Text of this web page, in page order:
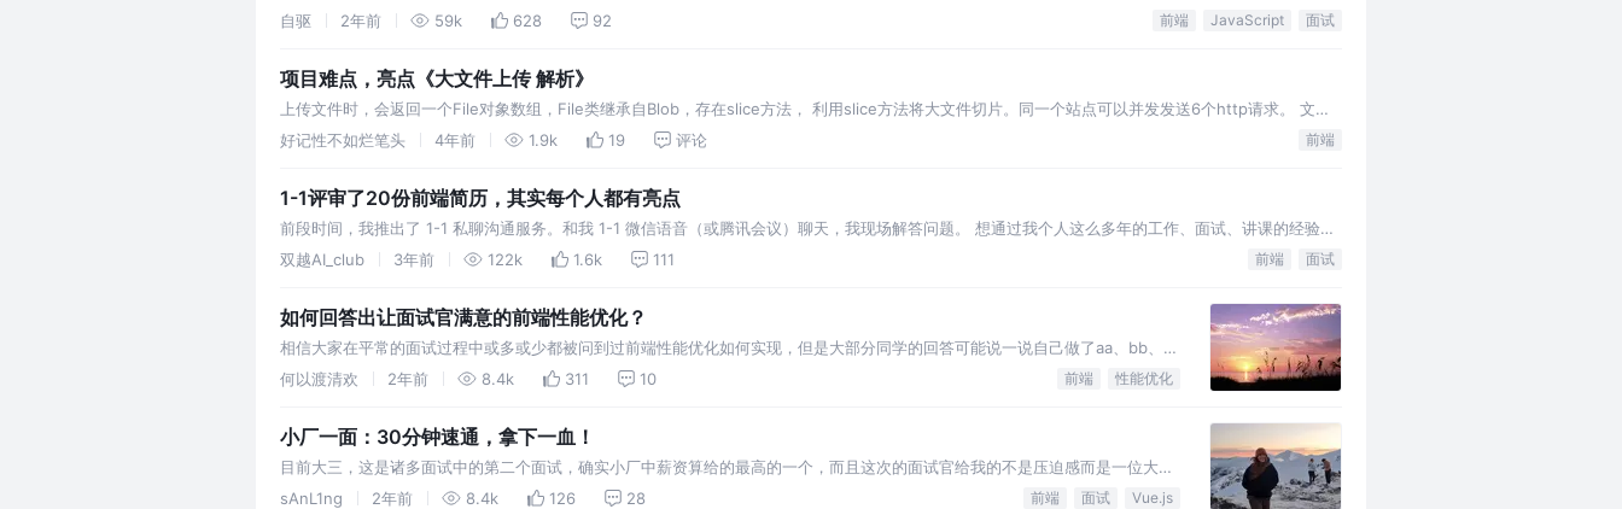
步错误吧
自驱 2年前 59k 628 92 前端 JavaScript 面试
项目难点，亮点《大文件上传 解析》
上传文件时，会返回一个File对象数组，File类继承自Blob，存在slice方法， 利用slice方法将大文件切片。同一个站点可以并发发送6个http请求。 文件
唯一值 上传 时需要告诉后端，我们
好记性不如烂笔头 4年前 1.9k 19 评论 前端
1-1评审了20份前端简历，其实每个人都有亮点
前段时间，我推出了 1-1 私聊沟通服务。和我 1-1 微信语音（或腾讯会议）聊天，我现场解答问题。 想通过我个人这么多年的工作、面试、讲课的经验和
教训，帮助那些有技术干货却写不出来的人。
双越AI_club 3年前 122k 1.6k 111 前端 面试
如何回答出让面试官满意的前端性能优化？
相信大家在平常的面试过程中或多或少都被问到过前端性能优化如何实现，但是大部分同学的回答可能说一说自己做了aa、bb、
cc...配置；亦或是说了这些配置之后，没有量化的结果去衡量自己的优化到底有没有用
何以渡清欢 2年前 8.4k 311 10 前端 性能优化
小厂一面：30分钟速通，拿下一血！
目前大三，这是诸多面试中的第二个面试，确实小厂中薪资算给的最高的一个，而且这次的面试官给我的不是压迫感而是一位大佬
正在耐心指导。聊到我不了解的地方，我就会虚心请教一下面试官可否讲解一下，比如一些之前没
sAnL1ng 2年前 8.4k 126 28 前端 面试 Vue.js